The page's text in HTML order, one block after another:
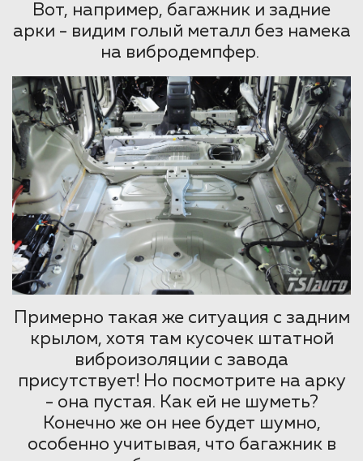
Вот, например, багажник и задние
арки - видим голый металл без намека
на вибродемпфер.
Примерно такая же ситуация с задним
крылом, хотя там кусочек штатной
виброизоляции с завода
присутствует! Но посмотрите на арку
- она пустая. Как ей не шуметь?
Конечно же он нее будет шумно,
особенно учитывая, что багажник в